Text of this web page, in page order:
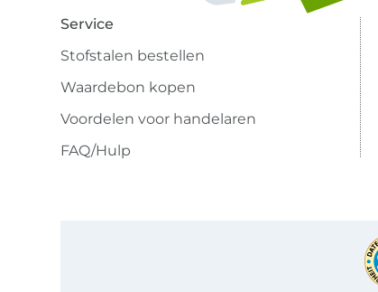
Service
Stofstalen bestellen
Waardebon kopen
Voordelen voor handelaren
FAQ/Hulp